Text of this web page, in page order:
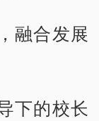
融合发展
下的校长